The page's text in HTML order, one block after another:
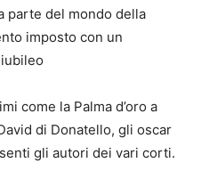
parte del mondo della
imposto con un
come la Palma d’oro a
di Donatello, gli oscar
gli autori dei vari corti.